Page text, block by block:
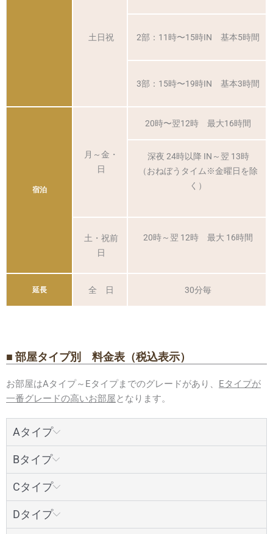
土日祝 2部：11時〜15時IN 基本5時間
3部：15時〜19時IN 基本3時間
宿泊
月～金・
日
20時〜翌12時 最大16時間
深夜 24時以降 IN～翌 13時
（おねぼうタイム※金曜日を除
く）
土・祝前
日
20時～翌 12時 最大 16時間
延長 全 日 30分毎
■ 部屋タイプ別 料金表（税込表示）
お部屋はAタイプ～Eタイプまでのグレードがあり、 Eタイプが
一番グレードの高いお部屋となります。
Aタイプ
Bタイプ
Cタイプ
Dタイプ